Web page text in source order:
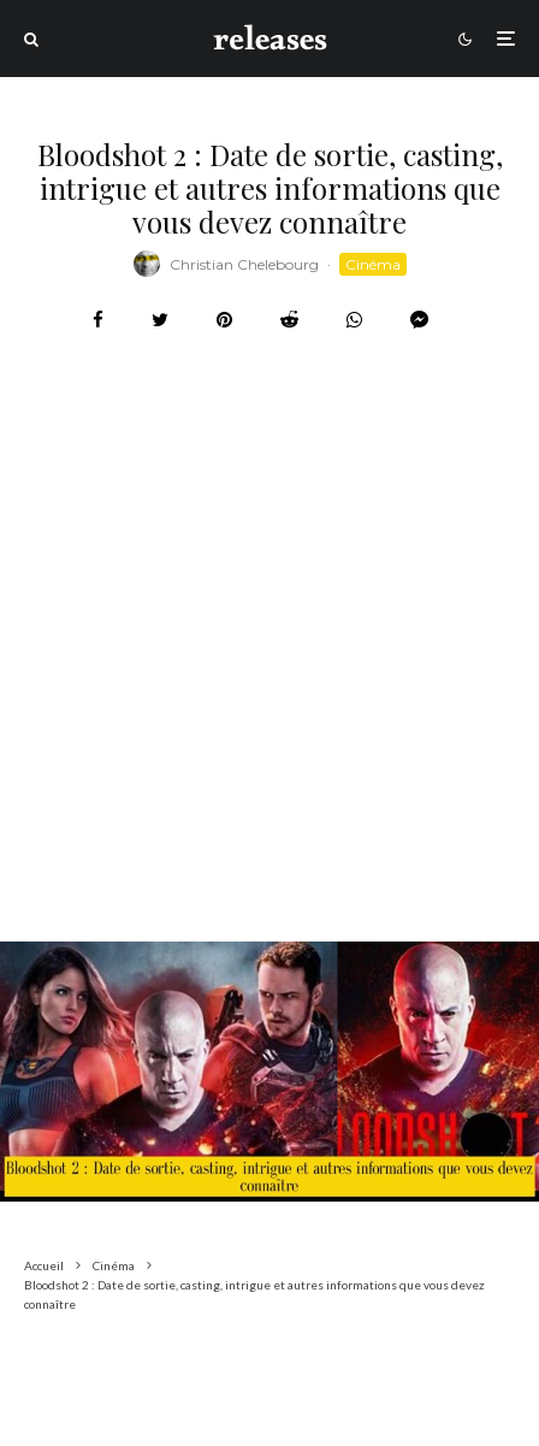
Bloodshot 2 : Date de sortie, casting,
intrigue et autres informations que
vous devez connaître
Christian Chelebourg · Cinéma
Accueil
Cinéma
Bloodshot 2 : Date de sortie, casting, intrigue et autres informations que vous devez
connaître